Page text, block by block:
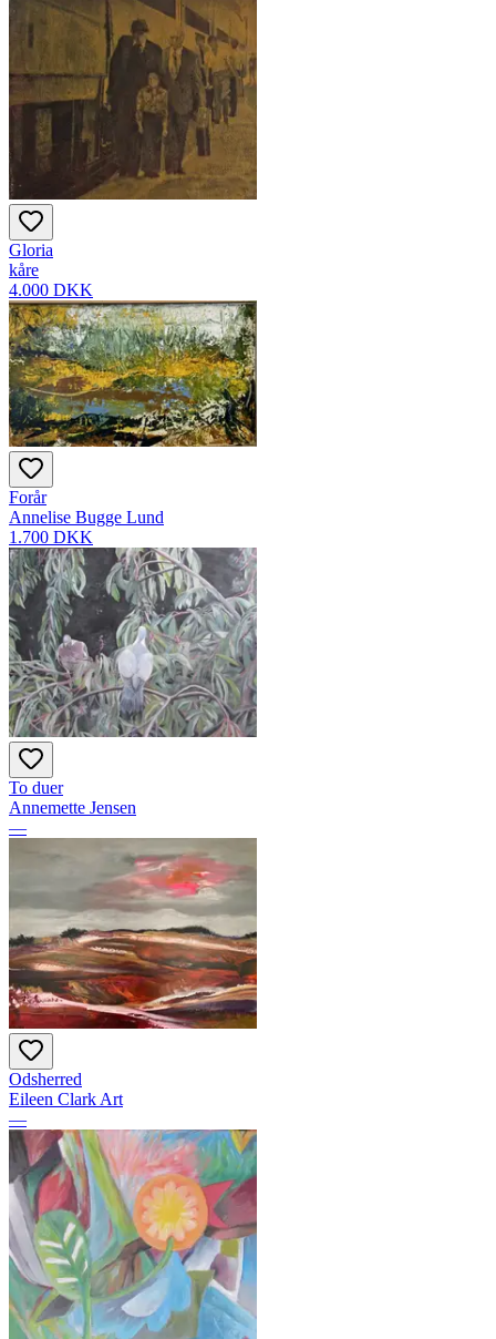
Gloria
kåre
4.000 DKK
Forår
Annelise Bugge Lund
1.700 DKK
To duer
Annemette Jensen
—
Odsherred
Eileen Clark Art
—